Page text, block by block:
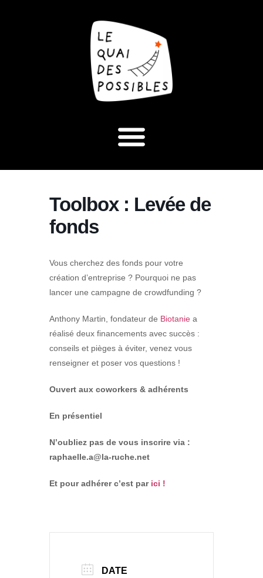
Toolbox : Levée de
fonds
Vous cherchez des fonds pour votre
création d’entreprise ? Pourquoi ne pas
lancer une campagne de crowdfunding ?
Anthony Martin, fondateur de Biotanie a
réalisé deux financements avec succès :
conseils et pièges à éviter, venez vous
renseigner et poser vos questions !
Ouvert aux coworkers & adhérents
En présentiel
N’oubliez pas de vous inscrire via :
raphaelle.a@la-ruche.net
Et pour adhérer c’est par ici !
DATE